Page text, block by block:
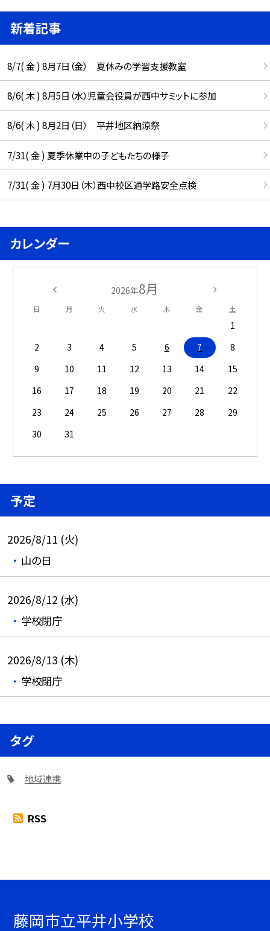
新着記事
8/7( 金 ) 8月7日（金） 夏休みの学習支援教室
8/6( 木 ) 8月5日（水）児童会役員が西中サミットに参加
8/6( 木 ) 8月2日（日） 平井地区納涼祭
7/31( 金 ) 夏季休業中の子どもたちの様子
7/31( 金 ) 7月30日（木）西中校区通学路安全点検
カレンダー
2026年8月
日 月 火 水 木 金 土
1
2
3 4 5 6 7
8
9
10 11 12 13 14
15
16
17 18 19 20 21
22
23
24 25 26 27 28
29
30
31
予定
2026/8/11 (火)
山の日
2026/8/12 (水)
学校閉庁
2026/8/13 (木)
学校閉庁
タグ
地域連携
RSS
藤岡市立平井小学校